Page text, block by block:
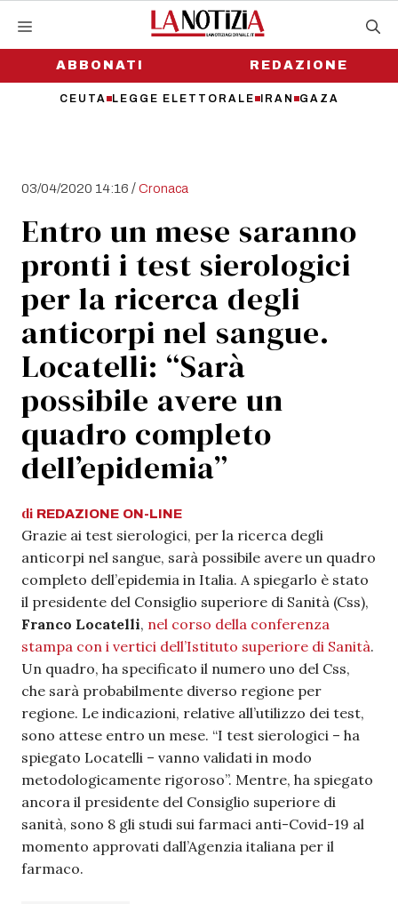
contenutoABBONATI
CEUTA LEGGE ELETTORALE IRAN GAZA
REDAZIONE
03/04/2020 14:16 /Cronaca
Entro un mese saranno
pronti i test sierologici
per la ricerca degli
anticorpi nel sangue.
Locatelli: “Sarà
possibile avere un
quadro completo
dell’epidemia”
di REDAZIONE ON-LINE
Grazie ai test sierologici, per la ricerca degli
anticorpi nel sangue, sarà possibile avere un quadro
completo dell’epidemia in Italia. A spiegarlo è stato
il presidente del Consiglio superiore di Sanità (Css),
Franco Locatelli, nel corso della conferenza
stampa con i vertici dell’Istituto superiore di Sanità.
Un quadro, ha specificato il numero uno del Css,
che sarà probabilmente diverso regione per
regione. Le indicazioni, relative all’utilizzo dei test,
sono attese entro un mese. “I test sierologici – ha
spiegato Locatelli – vanno validati in modo
metodologicamente rigoroso”. Mentre, ha spiegato
ancora il presidente del Consiglio superiore di
sanità, sono 8 gli studi sui farmaci anti-Covid-19 al
momento approvati dall’Agenzia italiana per il
farmaco.